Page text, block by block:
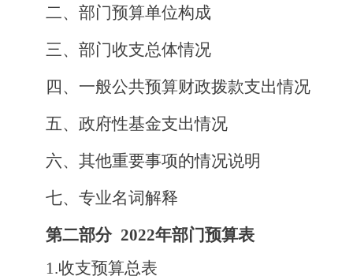
二、 部门预算单位构成
三、 部门收支总体情况
四、 一般公共预算财政拨款支出情况
五、 政府性基金支出情况
六、其他重要事项的情况说明
七、专业名词解释
第二部分2022年部门预算表
1.收支预算总表